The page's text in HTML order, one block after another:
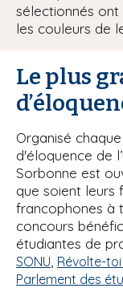
sélectionnés
les couleurs de
Le plus
Organisé
d'éloquence de
Sorbonne est
que soient leurs
francophones à
concours
étudiantes de
SONU Révolte-
Parlement des